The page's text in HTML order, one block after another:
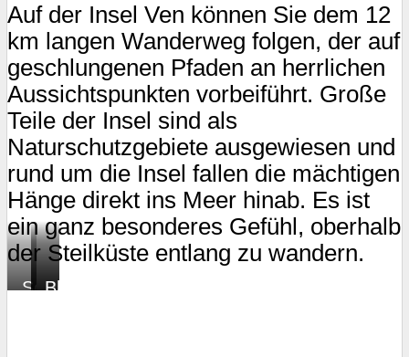
Auf der Insel Ven können Sie dem 12
km langen Wanderweg folgen, der auf
geschlungenen Pfaden an herrlichen
Aussichtspunkten vorbeiführt. Große
Teile der Insel sind als
Naturschutzgebiete ausgewiesen und
rund um die Insel fallen die mächtigen
Hänge direkt ins Meer hinab. Es ist
ein ganz besonderes Gefühl, oberhalb
der Steilküste entlang zu wandern.
SchildPause
Blick